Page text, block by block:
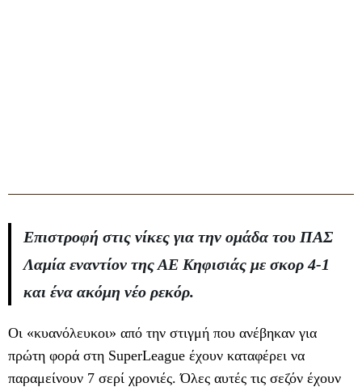
Επιστροφή στις νίκες για την ομάδα του ΠΑΣ
Λαμία εναντίον της ΑΕ Κηφισιάς με σκορ 4-1
και ένα ακόμη νέο ρεκόρ.
Οι «κυανόλευκοι» από την στιγμή που ανέβηκαν για
πρώτη φορά στη SuperLeague έχουν καταφέρει να
παραμείνουν 7 σερί χρονιές. Όλες αυτές τις σεζόν έχουν